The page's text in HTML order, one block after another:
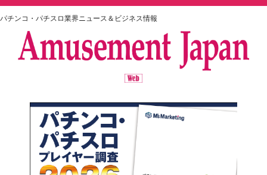
パチンコ・パチスロ業界ニュース＆ビジネス情報